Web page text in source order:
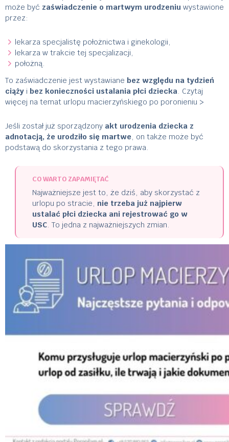
może być zaświadczenie o martwym urodzeniu wystawione
przez:
lekarza specjalistę położnictwa i ginekologii,
lekarza w trakcie tej specjalizacji,
położną.
To zaświadczenie jest wystawiane bez względu na tydzień
ciążyi bez konieczności ustalania płci dziecka. Czytaj
więcej na temat urlopu macierzyńskiego po poronieniu >
Jeśli został już sporządzony akt urodzenia dziecka z
adnotacją, że urodziło się martwe, on także może być
podstawą do skorzystania z tego prawa.
CO WARTO ZAPAMIĘTAĆ
Najważniejsze jest to, że dziś, aby skorzystać z
urlopu po stracie, nie trzeba już najpierw
ustalać płci dziecka ani rejestrować go w
USC. To jedna z najważniejszych zmian.